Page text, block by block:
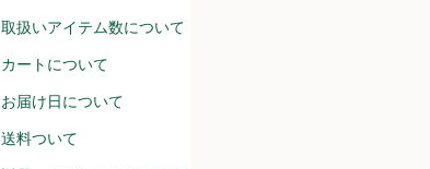
取扱いアイテム数について
カートについて
お届け日について
送料ついて